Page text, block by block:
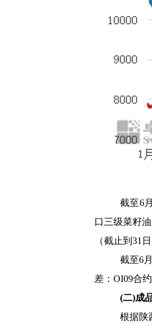
截至6
口三级菜籽
（截止到31
截至6
差：OI09合
(二)成
根据陕